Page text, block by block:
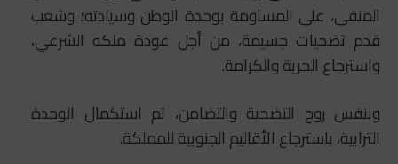
المنفى، على المساومة بوحدة الوطن وسيادته؛ وشعب
قدم تضحيات جسيمة، من أجل عودة ملكه الشرعي،
واسترجاع الحرية والكرامة.
وبنفس روح التضحية والتضامن، تم استكمال الوحدة
الترابية، باسترجاع الأقاليم الجنوبية للمملكة.